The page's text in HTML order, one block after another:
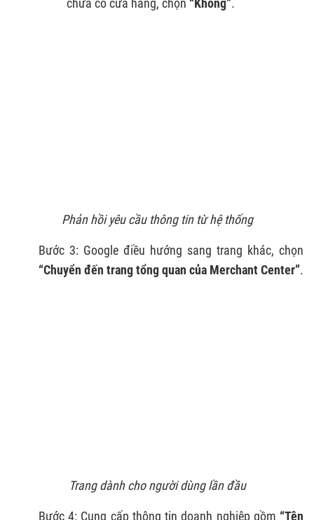
chưa có cửa hàng, chọn “Không”.
Phản hồi yêu cầu thông tin từ hệ thống
Bước 3: Google điều hướng sang trang khác, chọn
“Chuyển đến trang tổng quan của Merchant Center”.
Trang dành cho người dùng lần đầu
Bước 4: Cung cấp thông tin doanh nghiệp gồm “Tên